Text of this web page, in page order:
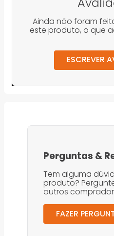
Ainda não foram
este produto, o que
ESCREVER
Perguntas &
Tem alguma
produto?
outros
FAZER